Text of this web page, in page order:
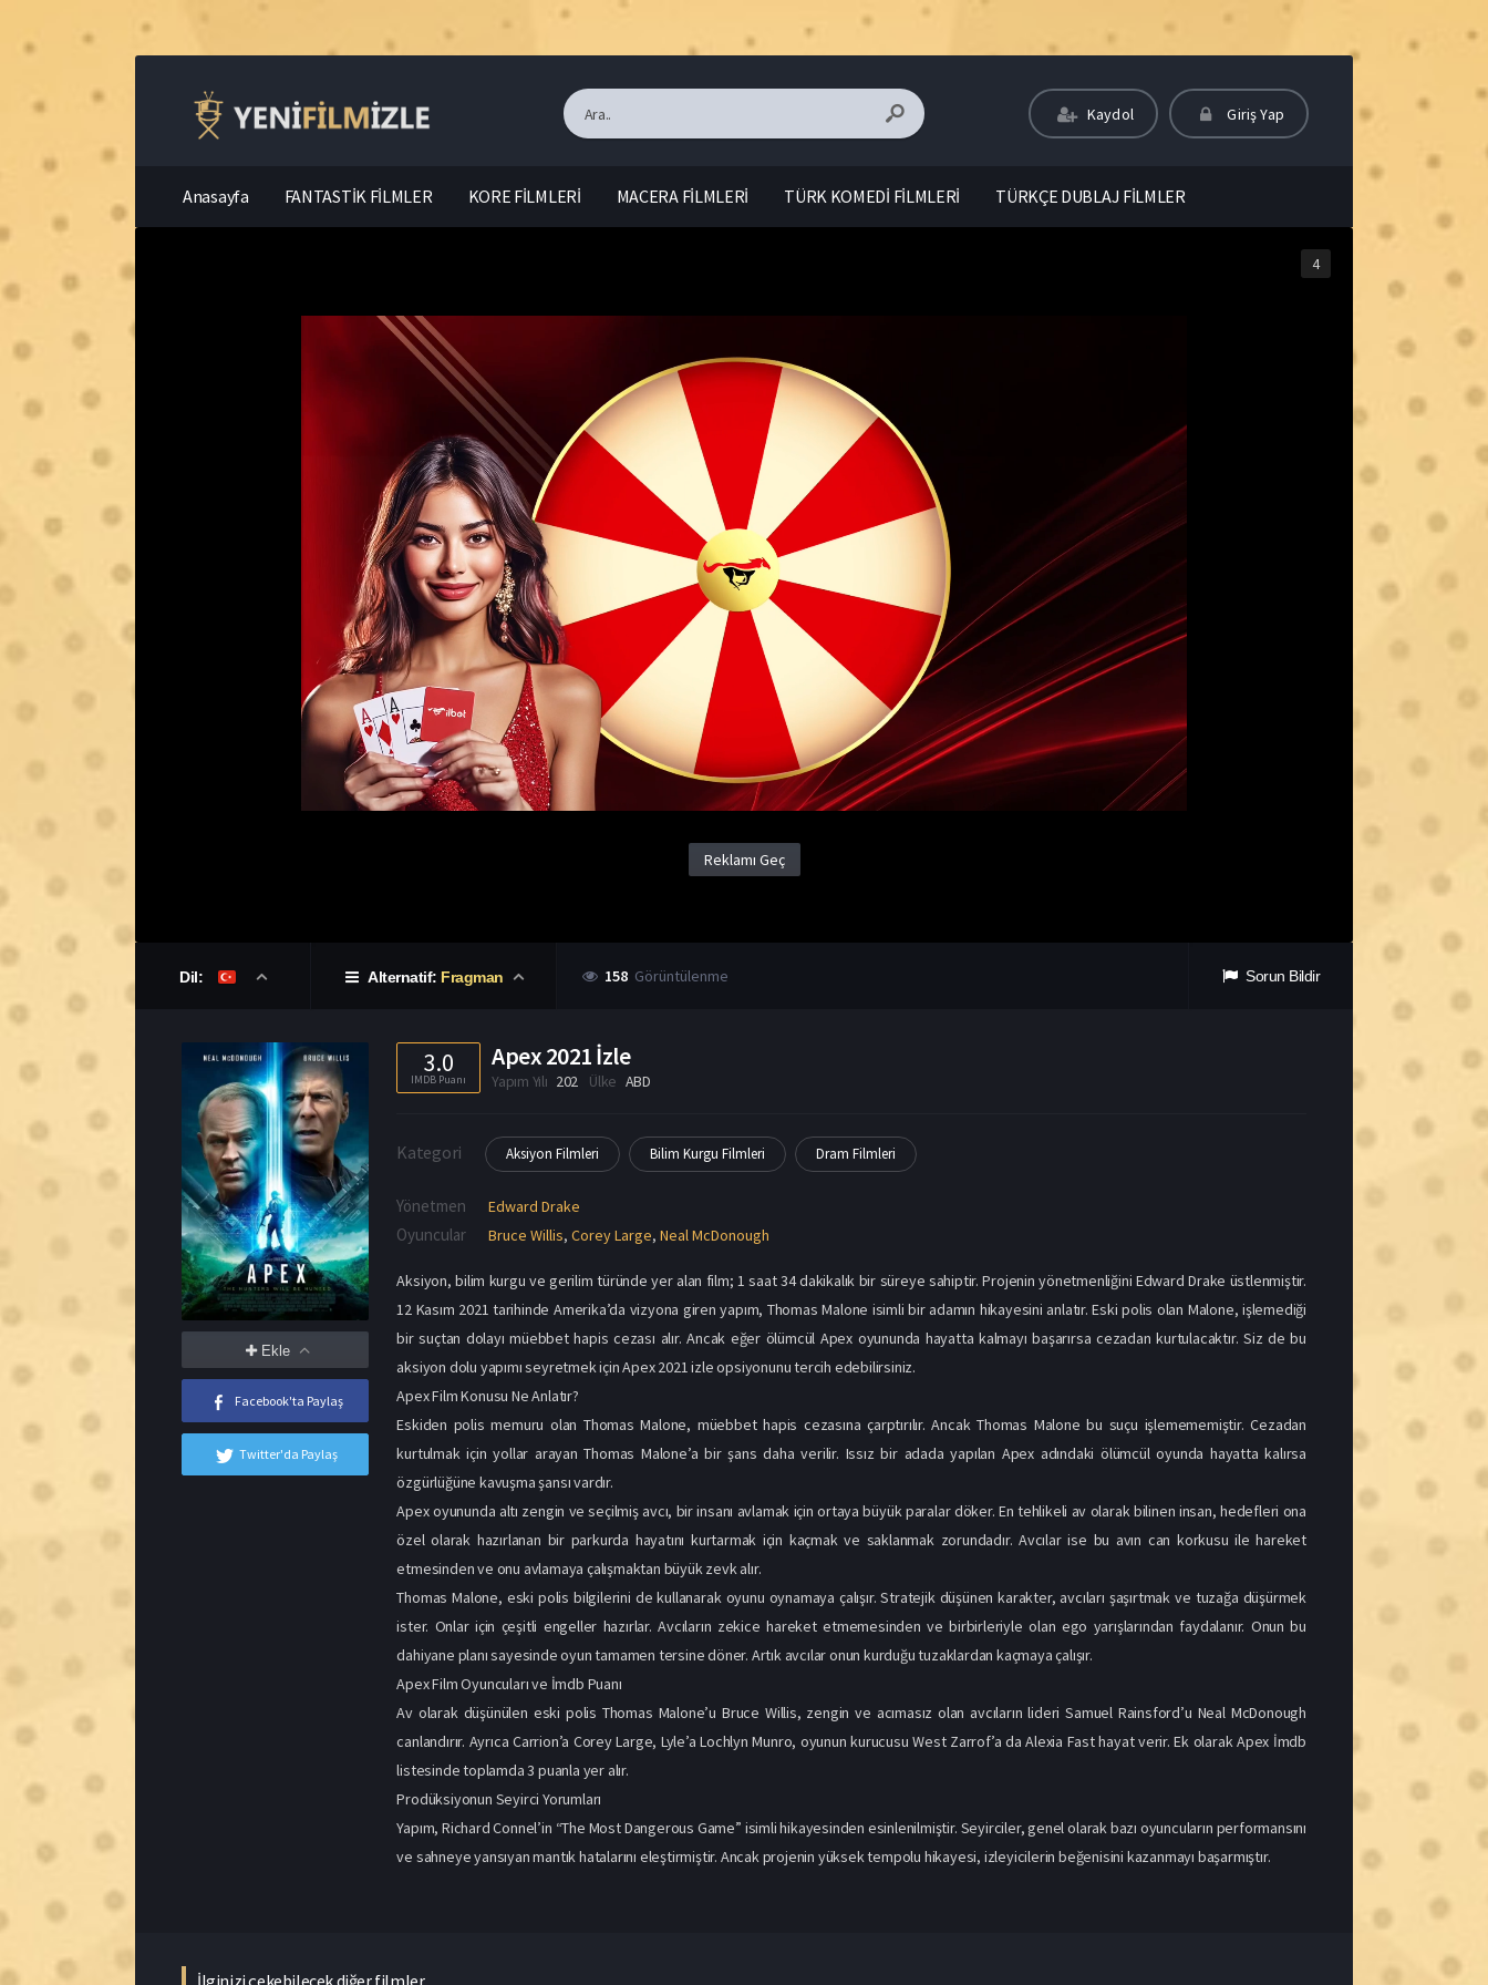
Kaydol Giriş Yap
Anasayfa FANTASTİK FİLMLER KORE FİLMLERİ MACERA FİLMLERİ TÜRK KOMEDİ FİLMLERİ TÜRKÇE DUBLAJ FİLMLER
Reklamı Geç
4
Dil: Alternatif: Fragman 158 Görüntülenme Sorun Bildir
Ekle
Facebook'ta Paylaş
Twitter'da Paylaş
3.0
IMDB Puanı
Apex 2021 İzle
Yapım Yılı 202 Ülke ABD
Kategori Aksiyon Filmleri Bilim Kurgu Filmleri Dram Filmleri
Yönetmen Edward Drake
Oyuncular Bruce Willis,Corey Large,Neal McDonough
Aksiyon, bilim kurgu ve gerilim türünde yer alan film; 1 saat 34 dakikalık bir süreye sahiptir. Projenin yönetmenliğini Edward Drake üstlenmiştir.
12 Kasım 2021 tarihinde Amerika’da vizyona giren yapım, Thomas Malone isimli bir adamın hikayesini anlatır. Eski polis olan Malone, işlemediği
bir suçtan dolayı müebbet hapis cezası alır. Ancak eğer ölümcül Apex oyununda hayatta kalmayı başarırsa cezadan kurtulacaktır. Siz de bu
aksiyon dolu yapımı seyretmek için Apex 2021 izle opsiyonunu tercih edebilirsiniz.
Apex Film Konusu Ne Anlatır?
Eskiden polis memuru olan Thomas Malone, müebbet hapis cezasına çarptırılır. Ancak Thomas Malone bu suçu işlemememiştir. Cezadan
kurtulmak için yollar arayan Thomas Malone’a bir şans daha verilir. Issız bir adada yapılan Apex adındaki ölümcül oyunda hayatta kalırsa
özgürlüğüne kavuşma şansı vardır.
Apex oyununda altı zengin ve seçilmiş avcı, bir insanı avlamak için ortaya büyük paralar döker. En tehlikeli av olarak bilinen insan, hedefleri ona
özel olarak hazırlanan bir parkurda hayatını kurtarmak için kaçmak ve saklanmak zorundadır. Avcılar ise bu avın can korkusu ile hareket
etmesinden ve onu avlamaya çalışmaktan büyük zevk alır.
Thomas Malone, eski polis bilgilerini de kullanarak oyunu oynamaya çalışır. Stratejik düşünen karakter, avcıları şaşırtmak ve tuzağa düşürmek
ister. Onlar için çeşitli engeller hazırlar. Avcıların zekice hareket etmemesinden ve birbirleriyle olan ego yarışlarından faydalanır. Onun bu
dahiyane planı sayesinde oyun tamamen tersine döner. Artık avcılar onun kurduğu tuzaklardan kaçmaya çalışır.
Apex Film Oyuncuları ve İmdb Puanı
Av olarak düşünülen eski polis Thomas Malone’u Bruce Willis, zengin ve acımasız olan avcıların lideri Samuel Rainsford’u Neal McDonough
canlandırır. Ayrıca Carrion’a Corey Large, Lyle’a Lochlyn Munro, oyunun kurucusu West Zarrof’a da Alexia Fast hayat verir. Ek olarak Apex İmdb
listesinde toplamda 3 puanla yer alır.
Prodüksiyonun Seyirci Yorumları
Yapım, Richard Connel’in “The Most Dangerous Game” isimli hikayesinden esinlenilmiştir. Seyirciler, genel olarak bazı oyuncuların performansını
ve sahneye yansıyan mantık hatalarını eleştirmiştir. Ancak projenin yüksek tempolu hikayesi, izleyicilerin beğenisini kazanmayı başarmıştır.
İlginizi çekebilecek diğer filmler